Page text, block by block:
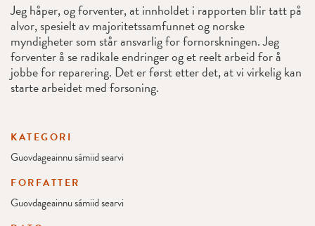
Jeg håper, og forventer, at innholdet i rapporten blir tatt på
alvor, spesielt av majoritetssamfunnet og norske
myndigheter som står ansvarlig for fornorskningen. Jeg
forventer å se radikale endringer og et reelt arbeid for å
jobbe for reparering. Det er først etter det, at vi virkelig kan
starte arbeidet med forsoning.
KATEGORI
Guovdageainnu sámiid searvi
FORFATTER
Guovdageainnu sámiid searvi